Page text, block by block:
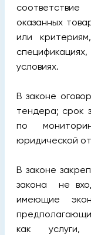
оказанных
или
условиях.
В законе
тендера; срок
по
юридической
В законе
закона не
имеющие
как услуги,